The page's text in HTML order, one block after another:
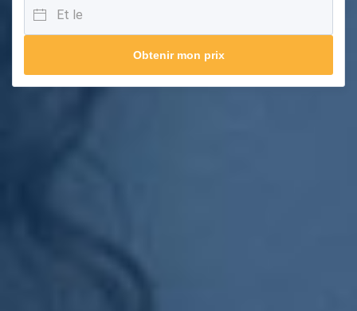
Obtenir mon prix